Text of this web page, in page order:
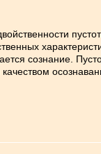
сознание.